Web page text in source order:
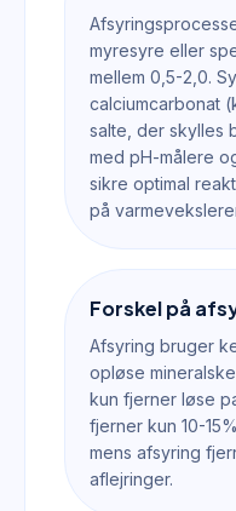
myresyre eller
mellem 0,5-2,0.
calciumcarbonat
salte, der skylles
med pH-målere
sikre optimal
på
Forskel på
Afsyring bruger
opløse
kun fjerner løse
fjerner kun 10-
mens afsyring
aflejringer.